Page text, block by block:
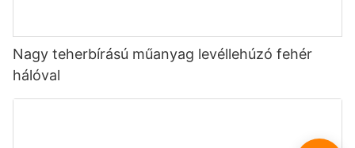
Nagy teherbírású műanyag levéllehúzó fehér
hálóval